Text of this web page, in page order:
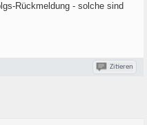
Rückmeldung - solche sind
Zitieren